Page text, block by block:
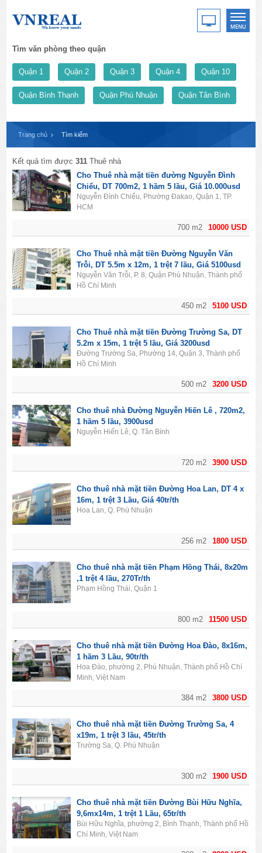
Tìm văn phòng theo quận
Quận 1 Quận 2 Quận 3 Quận 4 Quận 10
Quận Bình Thạnh Quận Phú Nhuận Quận Tân Bình
Trang chủ Tìm kiếm
Kết quả tìm được311 Thuê nhà
10000 USD
700 m2
Cho Thuê nhà mặt tiền đường Nguyễn Đình
Chiểu, DT 700m2, 1 hầm 5 lầu, Giá 10.000usd
Nguyễn Đình Chiểu, Phường Đakao, Quận 1, TP.
HCM
5100 USD
450 m2
Cho Thuê nhà mặt tiền Đường Nguyễn Văn
Trỗi, DT 5.5m x 12m, 1 trệt 7 lầu, Giá 5100usd
Nguyễn Văn Trỗi, P. 8, Quận Phú Nhuận, Thành phố
Hồ Chí Minh
3200 USD
500 m2
Cho Thuê nhà mặt tiền Đường Trường Sa, DT
5.2m x 15m, 1 trệt 5 lầu, Giá 3200usd
Đường Trường Sa, Phường 14, Quận 3, Thành phố
Hồ Chí Minh
3900 USD
720 m2
Cho thuê nhà Đường Nguyễn Hiến Lê , 720m2,
1 hầm 5 lầu, 3900usd
Nguyễn Hiến Lê, Q. Tân Bình
1800 USD
256 m2
Cho thuê nhà mặt tiền Đường Hoa Lan, DT 4 x
16m, 1 trệt 3 Lầu, Giá 40tr/th
Hoa Lan, Q. Phú Nhuận
11500 USD
800 m2
Cho thuê nhà mặt tiền Phạm Hồng Thái, 8x20m
,1 trệt 4 lầu, 270Tr/th
Phạm Hồng Thái, Quận 1
3800 USD
384 m2
Cho thuê nhà mặt tiền Đường Hoa Đào, 8x16m,
1 hầm 3 Lầu, 90tr/th
Hoa Đào, phường 2, Phú Nhuận, Thành phố Hồ Chí
Minh, Việt Nam
1900 USD
300 m2
Cho thuê nhà mặt tiền Đường Trường Sa, 4
x19m, 1 trệt 3 lầu, 45tr/th
Trường Sa, Q. Phú Nhuận
Cho thuê nhà mặt tiền Đường Bùi Hữu Nghĩa,
9,6mx14m, 1 trệt 1 Lầu, 65tr/th
Bùi Hữu Nghĩa, phường 2, Bình Thạnh, Thành phố Hồ
Chí Minh, Việt Nam